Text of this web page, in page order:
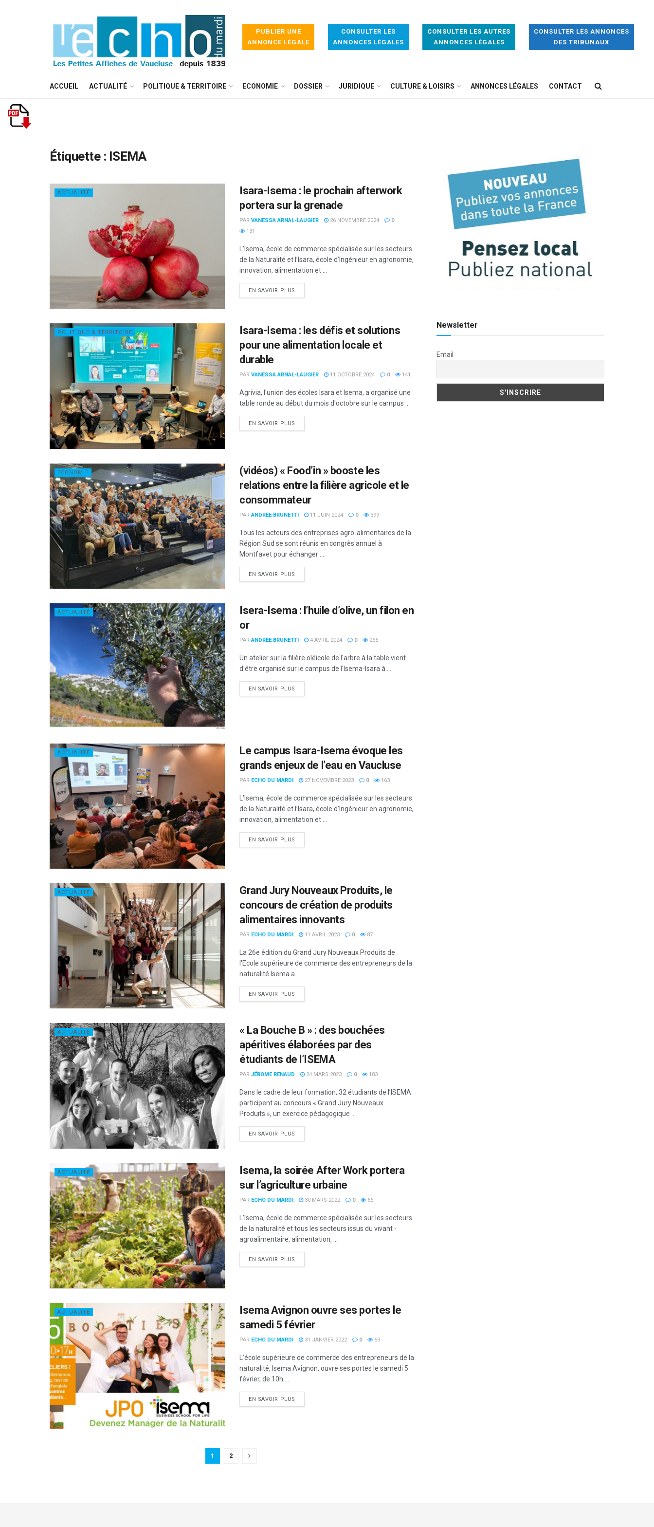
PUBLIER UNE
ANNONCE LÉGALE
CONSULTER LES
ANNONCES LÉGALES
CONSULTER LES AUTRES
ANNONCES LÉGALES
CONSULTER LES ANNONCES
DES TRIBUNAUX
ACCUEIL ACTUALITÉ POLITIQUE & TERRITOIRE ECONOMIE DOSSIER JURIDIQUE CULTURE & LOISIRS ANNONCES LÉGALES CONTACT
Étiquette : ISEMA
ACTUALITÉ
Isara-Isema : le prochain afterwork
portera sur la grenade
PAR VANESSA ARNAL-LAUGIER 26 NOVEMBRE 2024
0
131
L’Isema, école de commerce spécialisée sur les secteurs
de la Naturalité et l’Isara, école d’Ingénieur en agronomie,
innovation, alimentation et ...
EN SAVOIR PLUS
POLITIQUE & TERRITOIRE
Isara-Isema : les défis et solutions
pour une alimentation locale et
durable
PAR VANESSA ARNAL-LAUGIER 11 OCTOBRE 2024 0 141
Agrivia, l'union des écoles Isara et Isema, a organisé une
table ronde au début du mois d'octobre sur le campus ...
EN SAVOIR PLUS
ECONOMIE
(vidéos) « Food’in » booste les
relations entre la filière agricole et le
consommateur
PAR ANDRÉE BRUNETTI 11 JUIN 2024 0 399
Tous les acteurs des entreprises agro-alimentaires de la
Région Sud se sont réunis en congrès annuel à
Montfavet pour échanger ...
EN SAVOIR PLUS
ACTUALITÉ
Isera-Isema : l’huile d’olive, un filon en
or
PAR ANDRÉE BRUNETTI 4 AVRIL 2024 0 265
Un atelier sur la filière oléicole de l'arbre à la table vient
d'être organisé sur le campus de l'Isema-Isara à ...
EN SAVOIR PLUS
ACTUALITÉ
Le campus Isara-Isema évoque les
grands enjeux de l’eau en Vaucluse
PAR ECHO DU MARDI 27 NOVEMBRE 2023 0 163
L’Isema, école de commerce spécialisée sur les secteurs
de la Naturalité et l’Isara, école d’Ingénieur en agronomie,
innovation, alimentation et ...
EN SAVOIR PLUS
ACTUALITÉ
Grand Jury Nouveaux Produits, le
concours de création de produits
alimentaires innovants
PAR ECHO DU MARDI 11 AVRIL 2023 0 87
La 26e édition du Grand Jury Nouveaux Produits de
l'Ecole supérieure de commerce des entrepreneurs de la
naturalité Isema a ...
EN SAVOIR PLUS
ACTUALITÉ
« La Bouche B » : des bouchées
apéritives élaborées par des
étudiants de l’ISEMA
PAR JÉROME RENAUD 24 MARS 2023 0 183
Dans le cadre de leur formation, 32 étudiants de l’ISEMA
participent au concours « Grand Jury Nouveaux
Produits », un exercice pédagogique ...
EN SAVOIR PLUS
ACTUALITÉ
Isema, la soirée After Work portera
sur l’agriculture urbaine
PAR ECHO DU MARDI 30 MARS 2022 0 66
L’Isema, école de commerce spécialisée sur les secteurs
de la naturalité et tous les secteurs issus du vivant -
agroalimentaire, alimentation, ...
EN SAVOIR PLUS
ACTUALITÉ
Isema Avignon ouvre ses portes le
samedi 5 février
PAR ECHO DU MARDI 31 JANVIER 2022 0 69
L’école supérieure de commerce des entrepreneurs de la
naturalité, Isema Avignon, ouvre ses portes le samedi 5
février, de 10h ...
EN SAVOIR PLUS
1 2
Newsletter
Email